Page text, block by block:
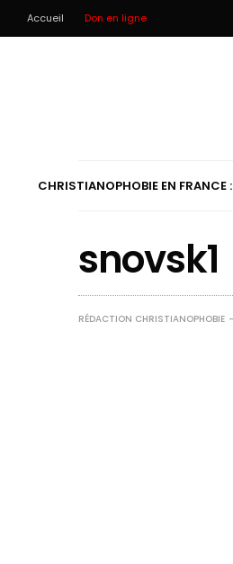
Accueil Don en ligne
CHRISTIANOPHOBIE EN FRANCE :
snovsk1
RÉDACTION CHRISTIANOPHOBIE